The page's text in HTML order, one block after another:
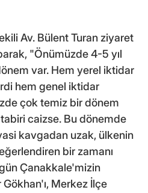
Av. Bülent Turan ziyaret
"Önümüzde 4-5 yıl
var. Hem yerel iktidar
hem genel iktidar
çok temiz bir dönem
caizse. Bu dönemde
kavgadan uzak, ülkenin
bir zamanı
Çanakkale'mizin
Merkez İlçe